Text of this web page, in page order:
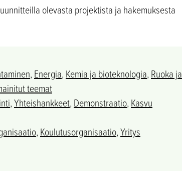
olevasta projektista ja hakemuksesta
, Energia, Kemia ja bioteknologia, Ruoka ja
teemat
,Yhteishankkeet, Demonstraatio, Kasvu
, Koulutusorganisaatio,Yritys